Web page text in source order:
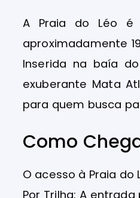
A Praia do Léo é
aproximadamente
Inserida na baía
exuberante Mata
para quem busca
Como
O acesso à Praia
Por Trilha: A